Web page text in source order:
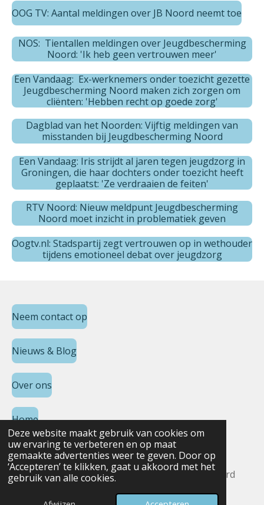
Deze website maakt gebruik van cookies om
uw ervaring te verbeteren en op maat
gemaakte advertenties weer te geven. Door op
‘Accepteren’ te klikken, gaat u akkoord met het
gebruik van alle cookies.
OOG TV: Aantal meldingen over JB Noord neemt toe
NOS: Tientallen meldingen over Jeugdbescherming
Noord: 'Ik heb geen vertrouwen meer'
Een Vandaag: Ex-werknemers onder toezicht gezette
Jeugdbescherming Noord maken zich zorgen om
cliënten: 'Hebben recht op goede zorg'
Dagblad van het Noorden: Vijftig meldingen van
misstanden bij Jeugdbescherming Noord
Een Vandaag: Iris strijdt al jaren tegen jeugdzorg in
Groningen, die haar dochters onder toezicht heeft
geplaatst: 'Ze verdraaien de feiten'
RTV Noord: Nieuw meldpunt Jeugdbescherming
Noord moet inzicht in problematiek geven
Oogtv.nl: Stadspartij zegt vertrouwen op in wethouder
tijdens emotioneel debat over jeugdzorg
Neem contact op
Nieuws & Blog
Over ons
Home
F
a
c
© 2025 - 2026 Meldpunt Jeugdbescherming Noord